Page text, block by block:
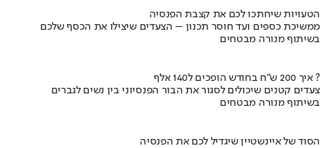
הטעויות שיחתכו לכם את קצבת הפנסיה
ממשיכת כספים ועד חוסר תכנון – הצעדים שיצילו את הכסף שלכם
בשיתוף מנורה מבטחים
איך 200 ש"ח בחודש הופכים ל140 אלף ?
צעדים קטנים שיכולים לסגור את הבור הפנסיוני בין נשים לגברים
בשיתוף מנורה מבטחים
הסוד של איינשטיין שיגדיל לכם את הפנסיה